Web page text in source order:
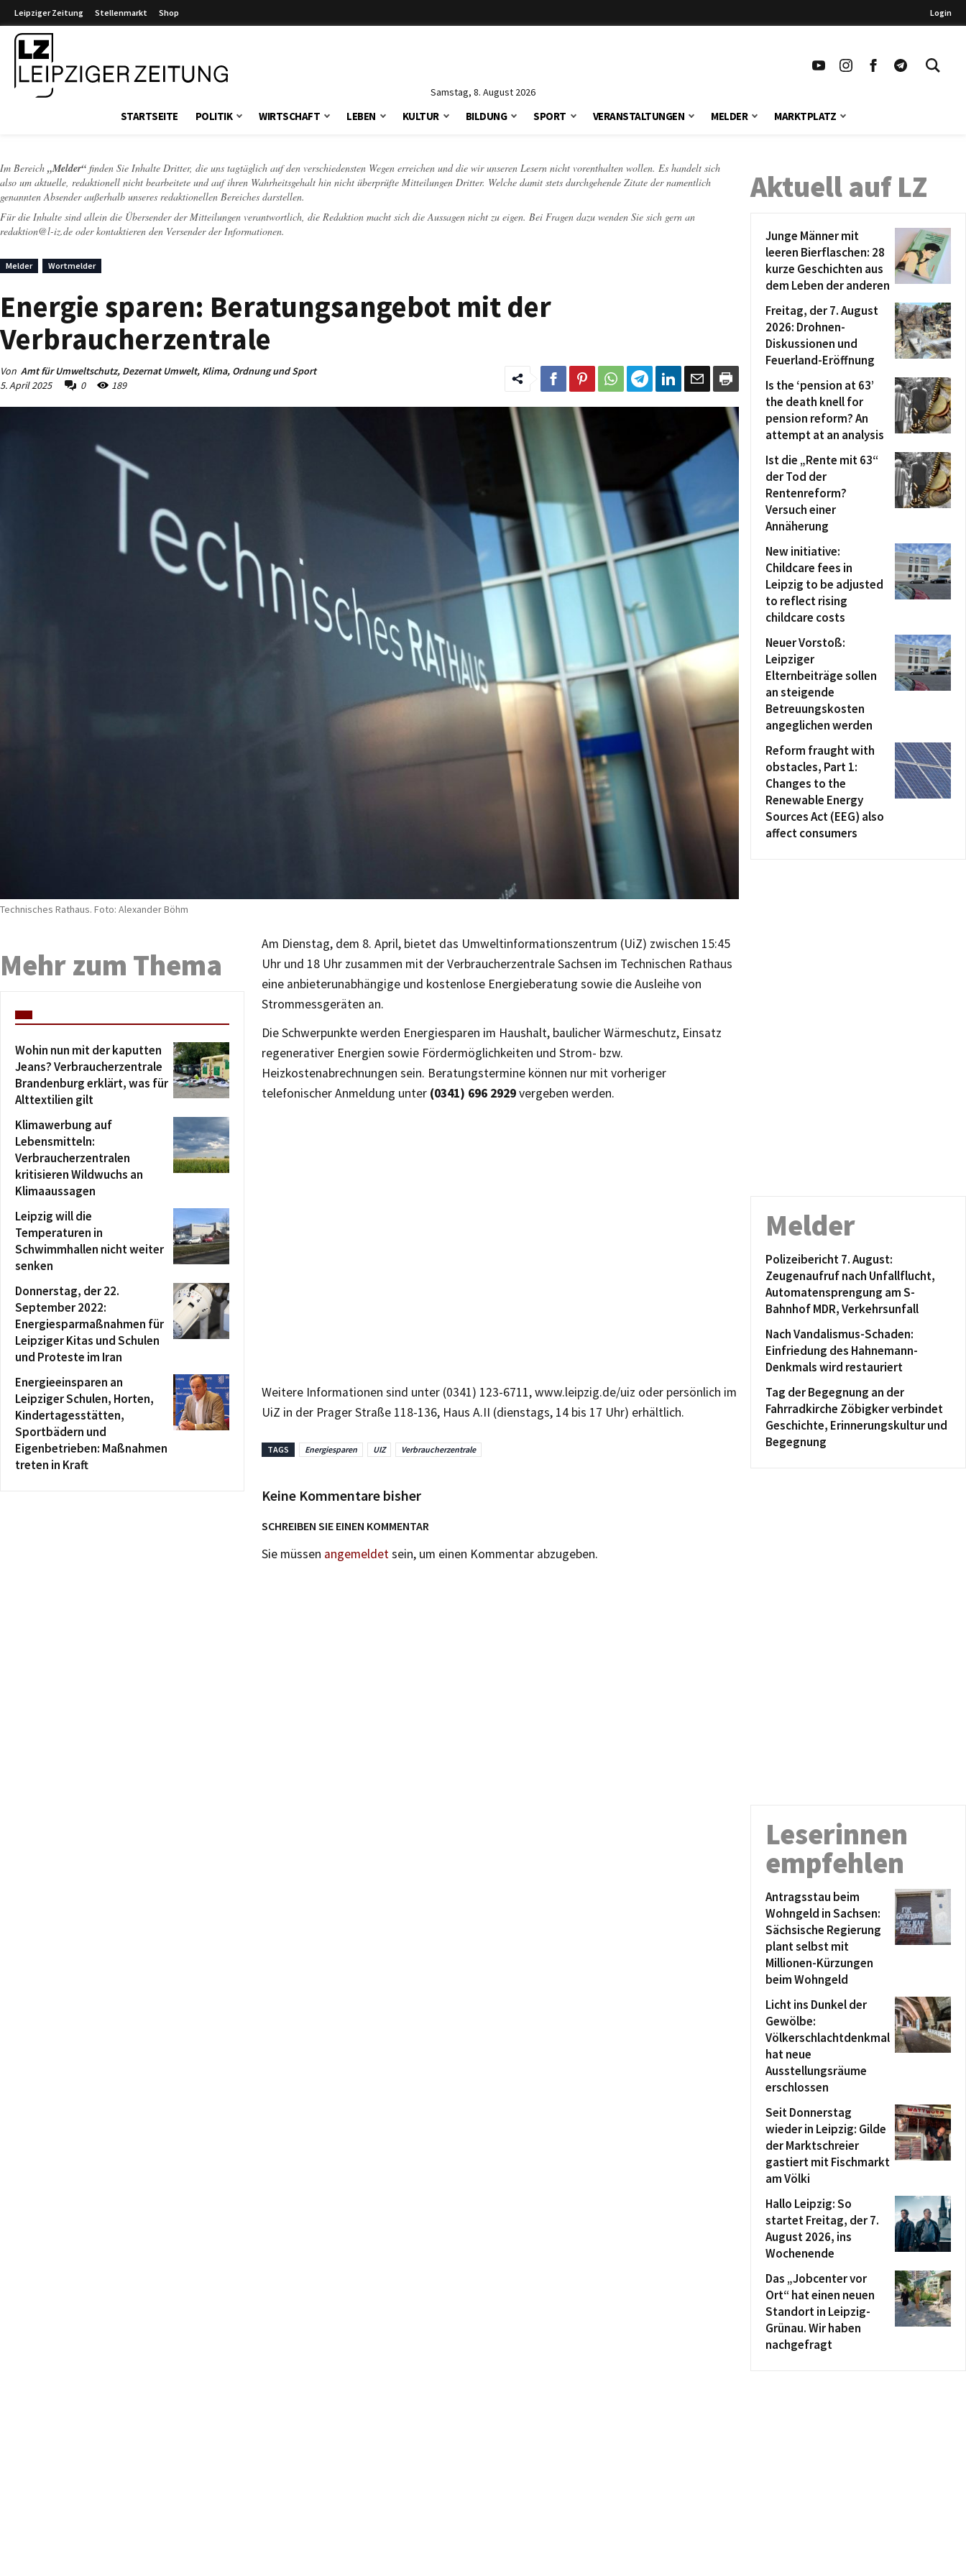
Leipziger Zeitung Stellenmarkt Shop Login
Samstag, 8. August 2026
STARTSEITE POLITIK WIRTSCHAFT LEBEN KULTUR BILDUNG SPORT VERANSTALTUNGEN MELDER MARKTPLATZ
Im Bereich „Melder“ finden Sie Inhalte Dritter, die uns tagtäglich auf den verschiedensten Wegen erreichen und die wir unseren Lesern nicht vorenthalten wollen. Es handelt sich
also um aktuelle, redaktionell nicht bearbeitete und auf ihren Wahrheitsgehalt hin nicht überprüfte Mitteilungen Dritter. Welche damit stets durchgehende Zitate der namentlich
genannten Absender außerhalb unseres redaktionellen Bereiches darstellen.
Für die Inhalte sind allein die Übersender der Mitteilungen verantwortlich, die Redaktion macht sich die Aussagen nicht zu eigen. Bei Fragen dazu wenden Sie sich gern an
redaktion@l-iz.de oder kontaktieren den Versender der Informationen.
Melder Wortmelder
Energie sparen: Beratungsangebot mit der
Verbraucherzentrale
Von Amt für Umweltschutz, Dezernat Umwelt, Klima, Ordnung und Sport
5. April 2025
0 189
Technisches Rathaus. Foto: Alexander Böhm
Am Dienstag, dem 8. April, bietet das Umweltinformationszentrum (UiZ) zwischen 15:45
Uhr und 18 Uhr zusammen mit der Verbraucherzentrale Sachsen im Technischen Rathaus
eine anbieterunabhängige und kostenlose Energieberatung sowie die Ausleihe von
Strommessgeräten an.
Die Schwerpunkte werden Energiesparen im Haushalt, baulicher Wärmeschutz, Einsatz
regenerativer Energien sowie Fördermöglichkeiten und Strom- bzw.
Heizkostenabrechnungen sein. Beratungstermine können nur mit vorheriger
telefonischer Anmeldung unter (0341) 696 2929vergeben werden.
Weitere Informationen sind unter (0341) 123-6711, www.leipzig.de/uiz oder persönlich im
UiZ in der Prager Straße 118-136, Haus A.II (dienstags, 14 bis 17 Uhr) erhältlich.
TAGS Energiesparen UIZ Verbraucherzentrale
Keine Kommentare bisher
SCHREIBEN SIE EINEN KOMMENTAR
Sie müssen angemeldetsein, um einen Kommentar abzugeben.
Mehr zum Thema
Wohin nun mit der kaputten
Jeans? Verbraucherzentrale
Brandenburg erklärt, was für
Alttextilien gilt
Klimawerbung auf
Lebensmitteln:
Verbraucherzentralen
kritisieren Wildwuchs an
Klimaaussagen
Leipzig will die
Temperaturen in
Schwimmhallen nicht weiter
senken
Donnerstag, der 22.
September 2022:
Energiesparmaßnahmen für
Leipziger Kitas und Schulen
und Proteste im Iran
Energieeinsparen an
Leipziger Schulen, Horten,
Kindertagesstätten,
Sportbädern und
Eigenbetrieben: Maßnahmen
treten in Kraft
Aktuell auf LZ
Junge Männer mit
leeren Bierflaschen: 28
kurze Geschichten aus
dem Leben der anderen
Freitag, der 7. August
2026: Drohnen-
Diskussionen und
Feuerland-Eröffnung
Is the ‘pension at 63’
the death knell for
pension reform? An
attempt at an analysis
Ist die „Rente mit 63“
der Tod der
Rentenreform?
Versuch einer
Annäherung
New initiative:
Childcare fees in
Leipzig to be adjusted
to reflect rising
childcare costs
Neuer Vorstoß:
Leipziger
Elternbeiträge sollen
an steigende
Betreuungskosten
angeglichen werden
Reform fraught with
obstacles, Part 1:
Changes to the
Renewable Energy
Sources Act (EEG) also
affect consumers
Melder
Polizeibericht 7. August:
Zeugenaufruf nach Unfallflucht,
Automatensprengung am S-
Bahnhof MDR, Verkehrsunfall
Nach Vandalismus-Schaden:
Einfriedung des Hahnemann-
Denkmals wird restauriert
Tag der Begegnung an der
Fahrradkirche Zöbigker verbindet
Geschichte, Erinnerungskultur und
Begegnung
Leserinnen
empfehlen
Antragsstau beim
Wohngeld in Sachsen:
Sächsische Regierung
plant selbst mit
Millionen-Kürzungen
beim Wohngeld
Licht ins Dunkel der
Gewölbe:
Völkerschlachtdenkmal
hat neue
Ausstellungsräume
erschlossen
Seit Donnerstag
wieder in Leipzig: Gilde
der Marktschreier
gastiert mit Fischmarkt
am Völki
Hallo Leipzig: So
startet Freitag, der 7.
August 2026, ins
Wochenende
Das „Jobcenter vor
Ort“ hat einen neuen
Standort in Leipzig-
Grünau. Wir haben
nachgefragt